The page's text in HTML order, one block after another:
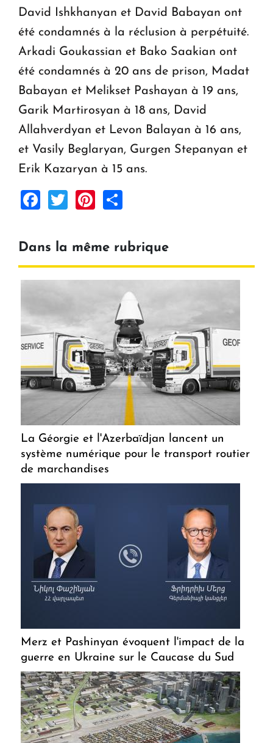
David Ishkhanyan et David Babayan ont
été condamnés à la réclusion à perpétuité.
Arkadi Goukassian et Bako Saakian ont
été condamnés à 20 ans de prison, Madat
Babayan et Melikset Pashayan à 19 ans,
Garik Martirosyan à 18 ans, David
Allahverdyan et Levon Balayan à 16 ans,
et Vasily Beglaryan, Gurgen Stepanyan et
Erik Kazaryan à 15 ans.
Facebook
TwitterPinterest
Dans la même rubrique
La Géorgie et l'Azerbaïdjan lancent un
système numérique pour le transport routier
de marchandises
Merz et Pashinyan évoquent l'impact de la
guerre en Ukraine sur le Caucase du Sud